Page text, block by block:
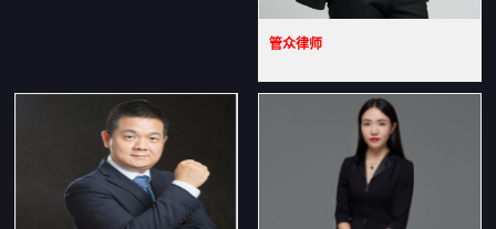
管众律师